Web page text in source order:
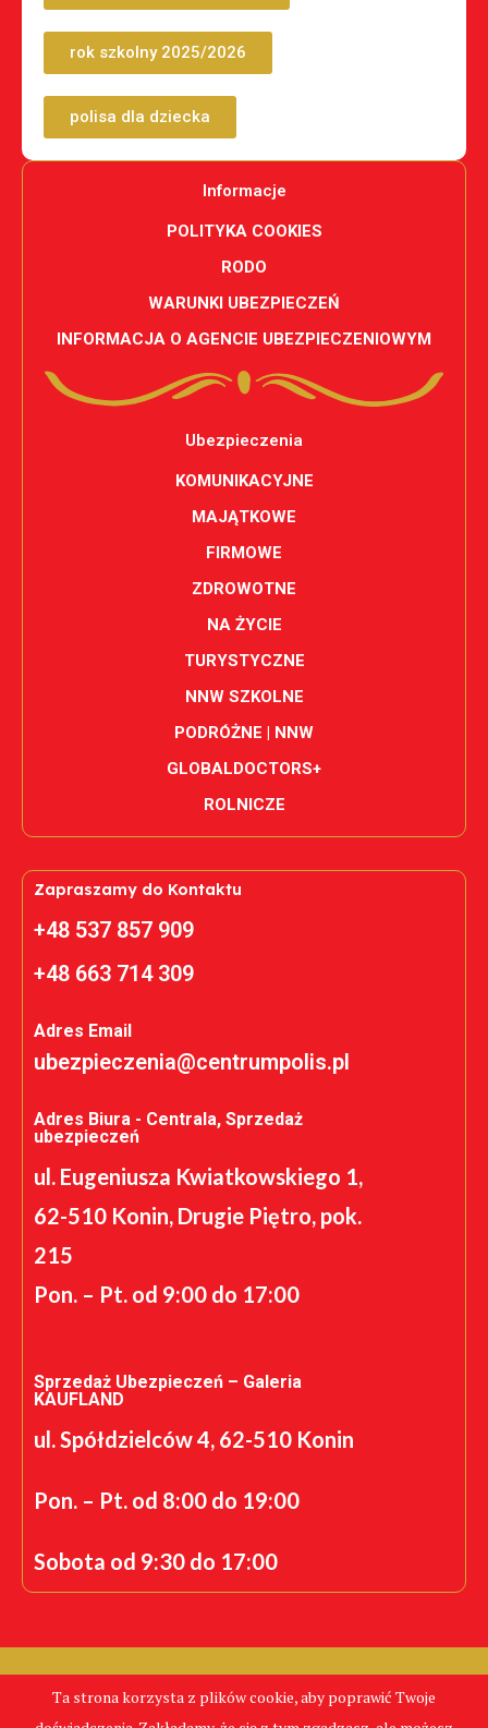
rok szkolny 2025/2026
polisa dla dziecka
Informacje
POLITYKA COOKIES
RODO
WARUNKI UBEZPIECZEŃ
INFORMACJA O AGENCIE UBEZPIECZENIOWYM
Ubezpieczenia
KOMUNIKACYJNE
MAJĄTKOWE
FIRMOWE
ZDROWOTNE
NA ŻYCIE
TURYSTYCZNE
NNW SZKOLNE
PODRÓŻNE | NNW
GLOBALDOCTORS+
ROLNICZE
Zapraszamy do Kontaktu
+48 537 857 909
+48 663 714 309
Adres Email
ubezpieczenia@centrumpolis.pl
Adres Biura - Centrala, Sprzedaż
ubezpieczeń
ul. Eugeniusza Kwiatkowskiego 1,
62-510 Konin, Drugie Piętro, pok.
215
Pon. – Pt. od 9:00 do 17:00
Sprzedaż Ubezpieczeń – Galeria
KAUFLAND
ul. Spółdzielców 4, 62-510 Konin
Pon. – Pt. od 8:00 do 19:00
Sobota od 9:30 do 17:00
CentrumPolis.pl - Tanie Ubezpieczenia © Copyright 2024.
Ta strona korzysta z plików cookie, aby poprawić Twoje